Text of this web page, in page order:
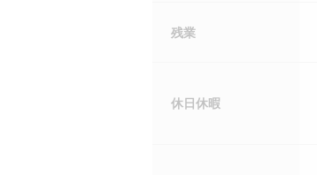
残業
休日休暇